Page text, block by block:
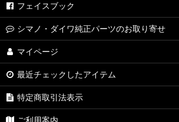
フェイスブック
シマノ・ダイワ純正パーツのお取り寄せ
マイページ
最近チェックしたアイテム
特定商取引法表示
ご利用案内